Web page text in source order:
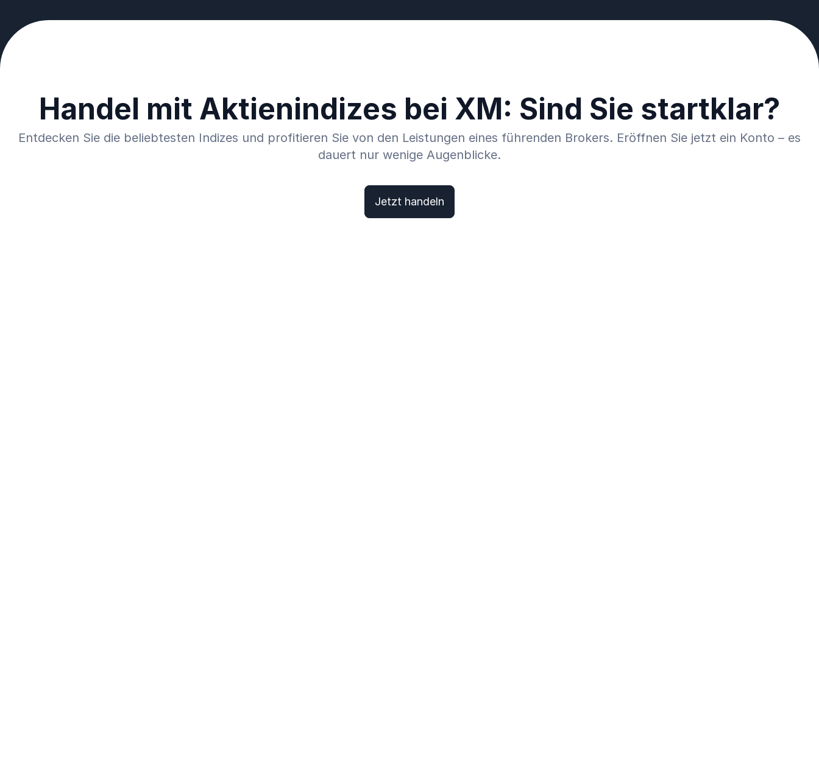
Handel mit Aktienindizes bei XM: Sind Sie startklar?
Entdecken Sie die beliebtesten Indizes und profitieren Sie von den Leistungen eines führenden Brokers. Eröffnen Sie jetzt ein Konto – es
dauert nur wenige Augenblicke.
Jetzt handeln